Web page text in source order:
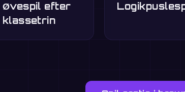
Øvespil efter
klassetrin